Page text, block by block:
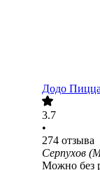
Додо
3.7
•
274 отзыва
Серпухов
Можно без